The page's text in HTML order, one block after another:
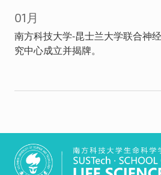
01月
南方科技大学-昆士兰大学联合神
究中心成立并揭牌。